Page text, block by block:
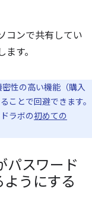
コンで共有してい
す。
性の高い機能（購入
ことで回避できます。
ラボの初めての
パスワード
うにする